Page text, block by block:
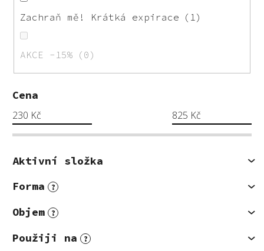
Zachraň mě! Krátká expirace 1
AKCE -15% 0
Cena
230 Kč 825 Kč
Aktivní složka
Forma
?
Objem ?
Použiji na ?